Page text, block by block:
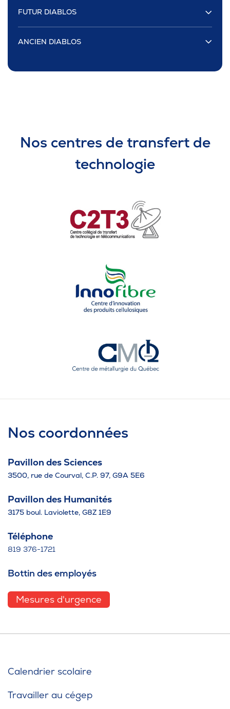
FUTUR DIABLOS
ANCIEN DIABLOS
Nos centres de transfert de
technologie
Nos coordonnées
Pavillon des Sciences
3500, rue de Courval, C.P. 97, G9A 5E6
Pavillon des Humanités
3175 boul. Laviolette, G8Z 1E9
Téléphone
819 376-1721
Bottin des employés
Mesures d'urgence
Calendrier scolaire
Travailler au cégep